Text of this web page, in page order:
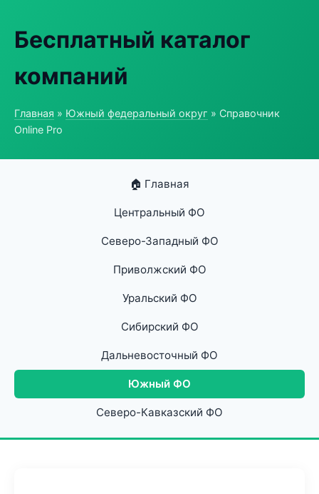
Бесплатный каталог
компаний
Главная » Южный федеральный округ » Справочник
Online Pro
🏠 Главная
Центральный ФО
Северо-Западный ФО
Приволжский ФО
Уральский ФО
Сибирский ФО
Дальневосточный ФО
Южный ФО
Северо-Кавказский ФО